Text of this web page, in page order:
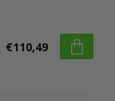
€110,49